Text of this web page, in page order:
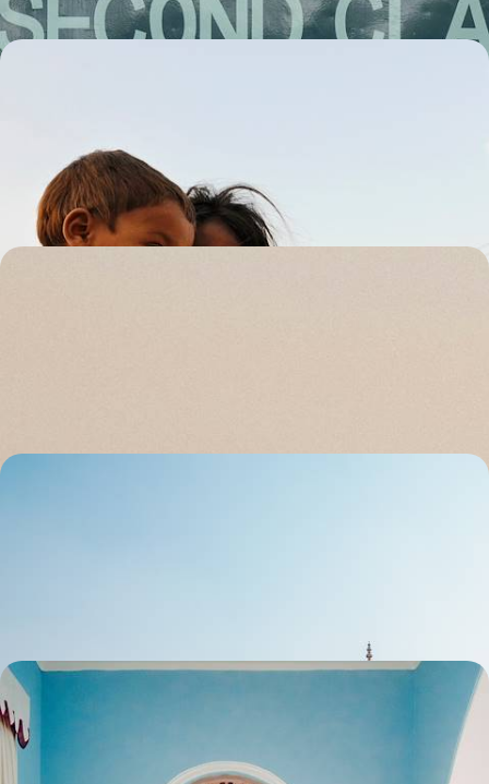
flamboiement des cités royales à la quiétude de l'arrière-pays
13 jours, de 4300 à 5300 €
Delhi, Jaipur & le Kerala - Du nord au sud, l'Inde en
adresses de prestige
Un voyage princier et haut en couleurs, à travers les sites mythiques du
Rajasthan et du Kerala, du Taj Mahal aux Backwaters